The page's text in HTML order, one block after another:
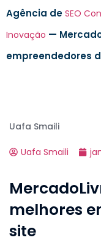
Agência de SEO
Inovação —
empreendedores
Uafa Smaili
Uafa Smaili
melhores
site